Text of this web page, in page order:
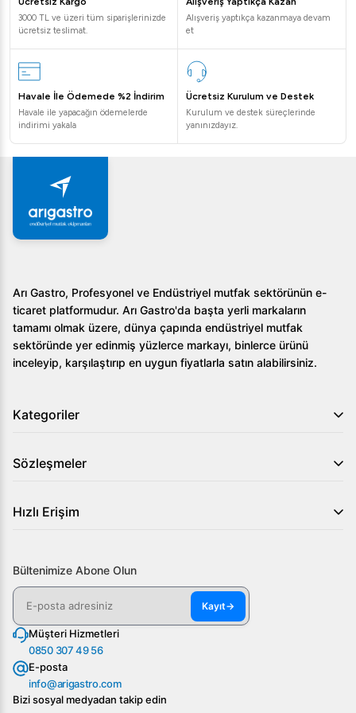
doğalgaz ile çalışabilir.
2. Ürünün taşınması kolay mıdır?
Evet, arabalı yapısıyla taşıması ve yer değiştirilmesi son
derece kolaydır.
olanak tanır, böylece dönerde istenilen kıvamda pişirme
sağlanabilir.
Öztiryakiler V Tipi Arabalı Döner Ocağı, restoran ve otel
tasarımıyla, her aşçının aradığı profesyonel çözümü sunar.
Mutfaklarınızda vazgeçilmez bir yardımcı olarak,
işletmenizin hizmet kalitesini artırır.
3000 TL ve üzeri tüm siparişlerinizde
ücretsiz teslimat.
Alışveriş yaptıkça kazanmaya devam
et
Havale İle Ödemede %2 İndirim
Havale ile yapacağın ödemelerde
indirimi yakala
Ücretsiz Kurulum ve Destek
Kurulum ve destek süreçlerinde
yanınızdayız.
Arı Gastro, Profesyonel ve Endüstriyel mutfak sektörünün e-
ticaret platformudur. Arı Gastro'da başta yerli markaların
tamamı olmak üzere, dünya çapında endüstriyel mutfak
sektöründe yer edinmiş yüzlerce markayı, binlerce ürünü
inceleyip, karşılaştırıp en uygun fiyatlarla satın alabilirsiniz.
Kategoriler
Sözleşmeler
Hızlı Erişim
Bültenimize Abone Olun
Kayıt→
Müşteri Hizmetleri
0850 307 49 56
E-posta
info@arigastro.com
Bizi sosyal medyadan takip edin